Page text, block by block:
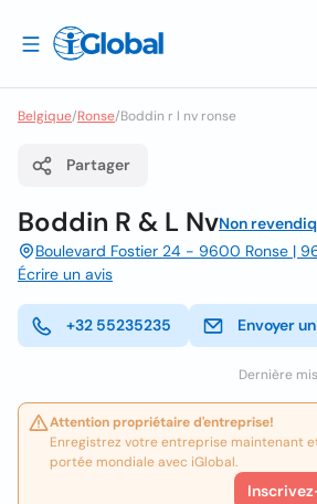
Belgique/Ronse/Boddin r l nv ronse
Partager
Boddin R & L NvNon
Boulevard Fostier 24 - 9600 Ronse |
Écrire un avis
+32 55235235 Envoyer
Dernière
Attention propriétaire d'entreprise!
Enregistrez votre entreprise maintenant
portée mondiale avec iGlobal.